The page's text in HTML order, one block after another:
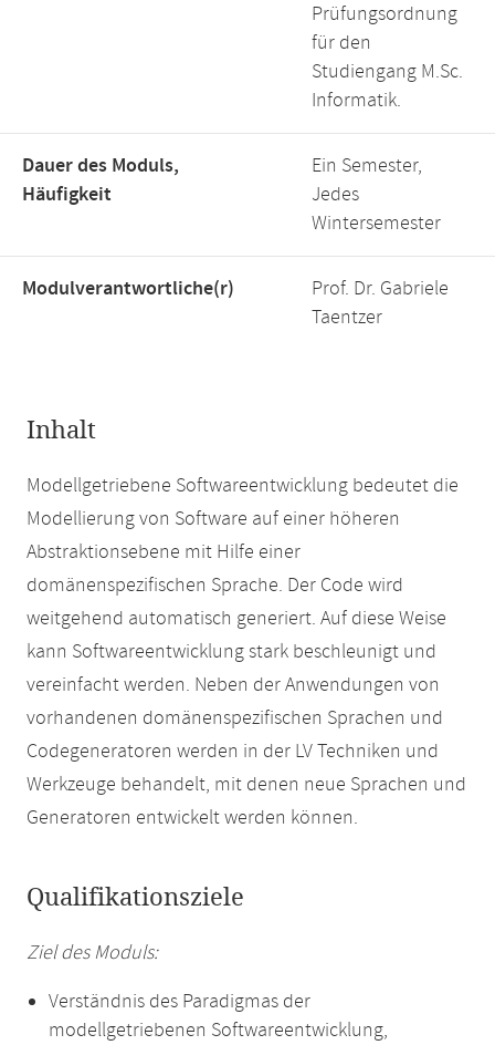
Prüfungsordnung
für den
Studiengang M.Sc.
Informatik.
Dauer des Moduls,
Häufigkeit
Ein Semester,
Jedes
Wintersemester
Modulverantwortliche(r)
Prof. Dr. Gabriele
Taentzer
Inhalt
Modellgetriebene Softwareentwicklung bedeutet die
Modellierung von Software auf einer höheren
Abstraktionsebene mit Hilfe einer
domänenspezifischen Sprache. Der Code wird
weitgehend automatisch generiert. Auf diese Weise
kann Softwareentwicklung stark beschleunigt und
vereinfacht werden. Neben der Anwendungen von
vorhandenen domänenspezifischen Sprachen und
Codegeneratoren werden in der LV Techniken und
Werkzeuge behandelt, mit denen neue Sprachen und
Generatoren entwickelt werden können.
Qualifikationsziele
Ziel des Moduls:
Verständnis des Paradigmas der
modellgetriebenen Softwareentwicklung,